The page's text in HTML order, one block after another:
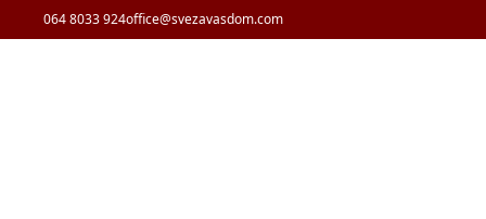
064 8033 924office@svezavasdom.com